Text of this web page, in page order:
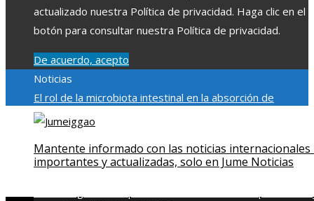
actualizado nuestra Política de privacidad. Haga clic en el
botón para consultar nuestra Política de privacidad.
De acuerdo, acepto
Noticias
El rol de la microbiota intestinal en la absorción de
nutrientesReformas regulatorias derivadas de desastres
Patrimonio de la Humanidad y su importanciaImpacto
económico y social de la estacionalidad turística en
Mantente informado con las noticias internacionales
importantes y actualizadas, solo en Jume Noticias